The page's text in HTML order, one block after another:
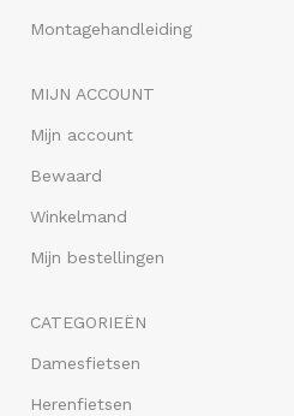
Montagehandleiding
MIJN ACCOUNT
Mijn account
Bewaard
Winkelmand
Mijn bestellingen
CATEGORIEËN
Damesfietsen
Herenfietsen